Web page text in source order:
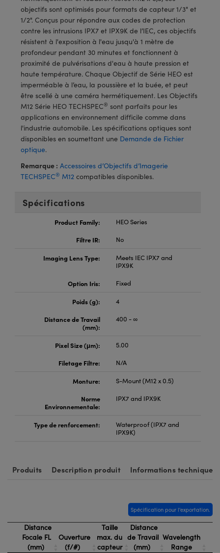
ou Coupleurs
de Poche ou à Mesure Directe
: Microscopie
pour Caméras
: Caméras
Optiques Lightpath
Labs™
Gratings™
Optiques de SCHOTT
objectifs sont optimisés pour formats de capteur 1/3" et
1/2". Conçus pour répondre aux codes de protection
contre les intrusions IPX7 et IPX9K de l’IEC, ces objectifs
résistent à l'exposition à l'eau jusqu'à 1 mètre de
profondeur pendant 30 minutes et fonctionnent à
proximité de pulvérisations d'eau à haute pression et
haute température. Chaque Objectif de Série HEO est
imperméable à l’eau, la poussière et la buée, et peut
être scellé à une caméra hermétiquement. Les Objectifs
M12 Série HEO TECHSPEC® sont parfaits pour les
applications en environnement difficile comme dans
l'industrie automobile. Les spécifications optiques sont
disponibles en soumettant une Demande de Fichier
optique.
Remarque : Accessoires d’Objectifs d’Imagerie
TECHSPEC® M12 compatibles disponibles.
Spécifications
Product Family:
HEO Series
Filtre IR:
No
Imaging Lens Type:
Meets IEC IPX7 and
IPX9K
Option Iris:
Fixed
Poids (g):
4
Distance de Travail
(mm):
400 - ∞
Pixel Size (μm):
5.00
Filetage Filtre:
N/A
Monture:
S-Mount (M12 x 0.5)
Norme
Environnementale:
IPX7 and IPX9K
Type de renforcement:
Waterproof (IPX7 and
IPX9K)
Produits Description produit Informations techniques
Spécification pour l'exportation.
Distance
Focale FL
(mm)
Ouverture
(f/#)
Taille
max. du
capteur
Distance
de Travail
(mm)
Wavelength
Range